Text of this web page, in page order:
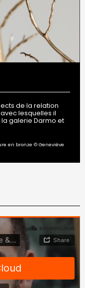
de la relation
lesquelles il
la galerie Darmo et
en bronze © Geneviève